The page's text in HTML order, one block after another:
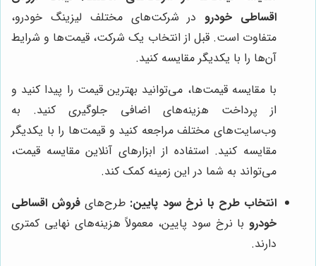
اقساطی خودرودر شرکت‌های مختلف لیزینگ خودرو،
متفاوت است. قبل از انتخاب یک شرکت، قیمت‌ها و شرایط
آن‌ها را با یکدیگر مقایسه کنید.
با مقایسه قیمت‌ها، می‌توانید بهترین قیمت را پیدا کنید و
از پرداخت هزینه‌های اضافی جلوگیری کنید. به
وب‌سایت‌های مختلف مراجعه کنید و قیمت‌ها را با یکدیگر
مقایسه کنید. استفاده از ابزارهای آنلاین مقایسه قیمت،
می‌تواند به شما در این زمینه کمک کند.
انتخاب طرح با نرخ سود پایین: طرح‌های فروش اقساطی
خودرو با نرخ سود پایین، معمولاً هزینه‌های نهایی کمتری
دارند.